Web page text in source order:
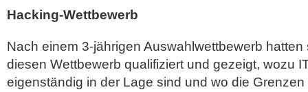
Hacking-Wettbewerb
Nach einem 3-jährigen Auswahlwettbewerb
diesen Wettbewerb qualifiziert und gezeigt, wozu
eigenständig in der Lage sind und wo die